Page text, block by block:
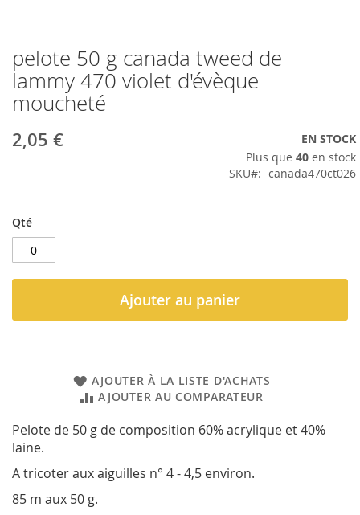
Passer
au
début
de
Galerie
d’images
pelote 50 g canada tweed de
lammy 470 violet d'évèque
moucheté
2,05 €
EN STOCK
Plus que 40 en stock
SKU
canada470ct026
Qté
Ajouter au panier
AJOUTER À LA LISTE D'ACHATS
AJOUTER AU COMPARATEUR
Pelote de 50 g de composition 60% acrylique et 40%
laine.
A tricoter aux aiguilles n° 4 - 4,5 environ.
85 m aux 50 g.